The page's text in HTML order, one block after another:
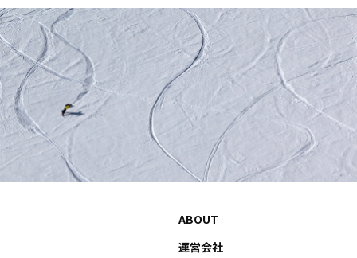
ABOUT
運営会社